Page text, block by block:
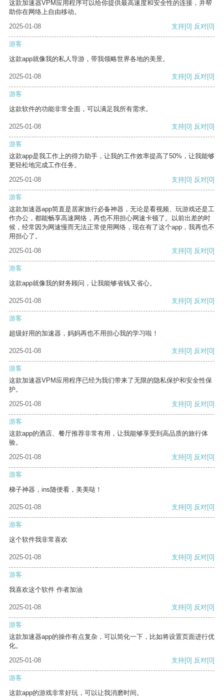
这款加速器VPM应用程序可以给你提供最高速度和安全性的连接，并帮
助你在网络上自由移动。
2025-01-08
支持[0] 反对[0]
游客
这款app就像我的私人导游，带我领略世界各地的美景。
2025-01-08 支持[0] 反对[0]
游客
这款软件的功能非常全面，可以满足我所有需求。
2025-01-08 支持[0] 反对[0]
游客
这款app是我工作上的得力助手，让我的工作效率提高了50%，让我能够
更轻松地完成工作任务。
2025-01-08
支持[0] 反对[0]
游客
这款加速器app简直是居家旅行必备神器，无论是看视频、玩游戏还是工
作办公，都能畅享高速网络，再也不用担心网速卡顿了。以前出差的时
候，经常因为网速慢而无法正常使用网络，现在有了这个app，我再也不
用担心了。
2025-01-08
支持[0] 反对[0]
游客
这款app就像我的财务顾问，让我能够省钱又省心。
2025-01-08 支持[0] 反对[0]
游客
超级好用的加速器，妈妈再也不用担心我的学习啦！
2025-01-08 支持[0] 反对[0]
游客
这款加速器VPM应用程序已经为我们带来了无限的隐私保护和安全性保
护。
2025-01-08
支持[0] 反对[0]
游客
这款app的酒店、餐厅推荐非常有用，让我能够享受到高品质的旅行体
验。
2025-01-08
支持[0] 反对[0]
游客
梯子神器，ins随便看，美美哒！
2025-01-08 支持[0] 反对[0]
游客
这个软件我非常喜欢
2025-01-08 支持[0] 反对[0]
游客
我喜欢这个软件 作者加油
2025-01-08 支持[0] 反对[0]
游客
这款加速器app的操作有点复杂，可以简化一下，比如将设置页面进行优
化。
2025-01-08
支持[0] 反对[0]
游客
这款app的游戏非常好玩，可以让我消磨时间。